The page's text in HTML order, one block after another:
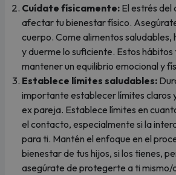
Cuídate físicamente: El estrés del
afectar tu bienestar físico.
cuerpo. Come alimentos saludables,
y duerme lo suficiente. Estos
mantener un equilibrio emocional y
Establece límites saludables:
importante establecer límites claros
ex pareja. Establece límites en
el contacto, especialmente si la
para ti. Mantén el enfoque en el
bienestar de tus hijos, si los tienes,
asegúrate de protegerte a ti mismo/